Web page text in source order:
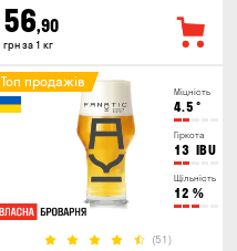
56,90
грн за 1 кг
Міцність
4.5 °
Гіркота
13 IBU
Щільність
12 %
(51)
Топ продажів